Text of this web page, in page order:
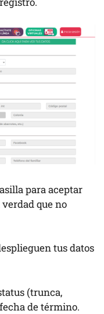
para aceptar
que no
tus datos
(trunca,
de término.